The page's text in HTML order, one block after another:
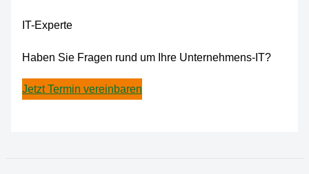
IT-Experte
Haben Sie Fragen rund um Ihre Unternehmens-IT?
Jetzt Termin vereinbaren